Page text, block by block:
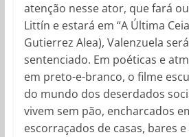
atenção nesse ator, que fará
Littín e estará em “A Última
Gutierrez Alea), Valenzuela
sentenciado. Em poéticas e
em preto-e-branco, o filme
do mundo dos deserdados
vivem sem pão, encharcados
escorraçados de casas, bares